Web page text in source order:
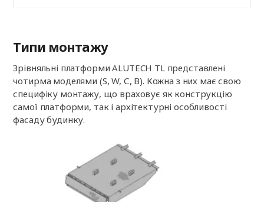
Типи монтажу
Зрівняльні платформи ALUTECH TL представлені
чотирма моделями (S, W, С, В). Кожна з них має свою
специфіку монтажу, що враховує як конструкцію
самої платформи, так і архітектурні особливості
фасаду будинку.